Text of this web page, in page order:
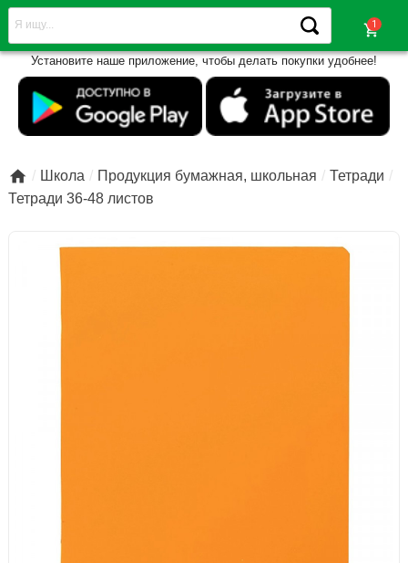
shopping_cart
Установите наше приложение, чтобы делать покупки удобнее!
 Школа Продукция бумажная, школьная
Тетради
Тетради 36-48 листов